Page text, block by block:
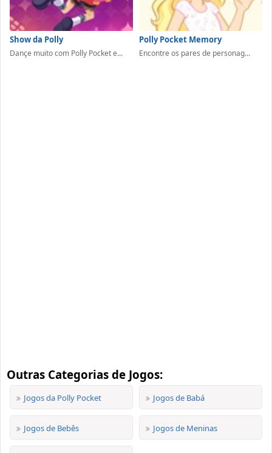
Show da Polly
Dançe muito com Polly Pocket e...
Polly Pocket Memory
Encontre os pares de personag...
Outras Categorias de Jogos:
Jogos da Polly Pocket Jogos de Babá
Jogos de Bebês Jogos de Meninas